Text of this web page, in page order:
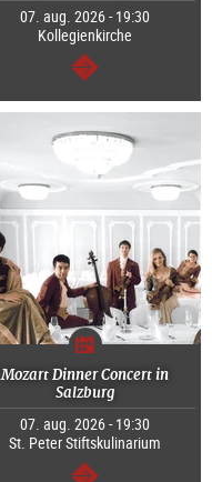
07. aug. 2026 - 19:30
Kollegienkirche
Tovább
Mozart Dinner Concert in
Salzburg
07. aug. 2026 - 19:30
St. Peter Stiftskulinarium